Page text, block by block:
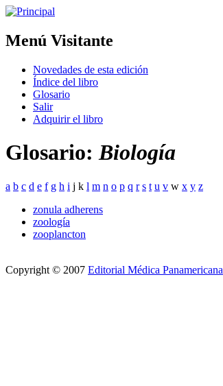
Menú Visitante
Novedades de esta edición
Índice del libro
Glosario
Salir
Adquirir el libro
Glosario:Biología
a b c d e f g h i j k l m n o p q r s t u v w x y z
zonula adherens
zoología
zooplancton
Copyright © 2007 Editorial Médica Panamericana